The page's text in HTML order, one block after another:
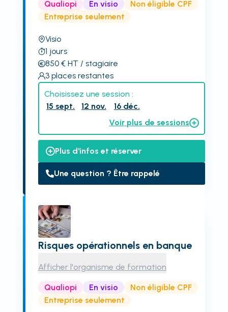
Qualiopi En visio
Non éligible CPF
Entreprise seulement
Visio
1 jours
850€ HT / stagiaire
3 places restantes
Choisissez une session :
15 sept.
12 nov.
16 déc.
Voir plus de sessions
Plus d'infos et réserver
Une question ? Être rappelé
Risques opérationnels en banque
Afficher l'organisme de formation
Qualiopi En visio
Non éligible CPF
Entreprise seulement